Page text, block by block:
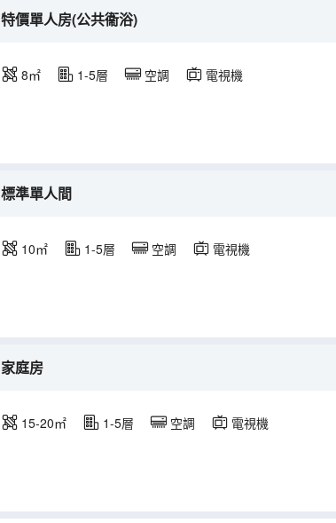
特價單人房(公共衞浴)
8㎡ 1-5層 空調 電視機
標準單人間
10㎡ 1-5層 空調 電視機
家庭房
15-20㎡ 1-5層 空調 電視機